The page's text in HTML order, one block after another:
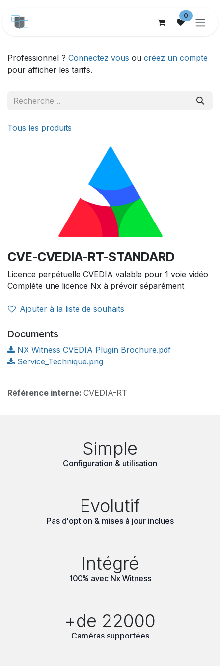
0
Professionnel ? Connectez vous ou créez un compte
pour afficher les tarifs.
Tous les produits
CVE-CVEDIA-RT-STANDARD
Licence perpétuelle CVEDIA valable pour 1 voie vidéo
Complète une licence Nx à prévoir séparément
Ajouter à la liste de souhaits
Documents
NX Witness CVEDIA Plugin Brochure.pdf
Service_Technique.png
Référence interne: CVEDIA-RT
Simple
Configuration & utilisation
Evolutif
Pas d'option & mises à jour inclues
Intégré
100% avec Nx Witness
+de 22000
Caméras supportées